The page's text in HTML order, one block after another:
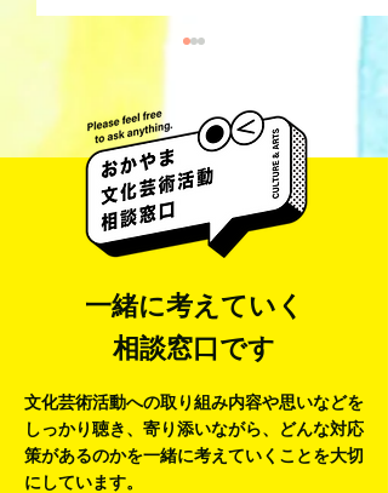
梅田彩香 Ayaka Umeda
文化芸術活動への取り組み内容や思いなどを
しっかり聴き、寄り添いながら、
どんな対応
策があるのかを一緒に考えていくことを大切
にしています。
一緒に考えていく
相談窓口です